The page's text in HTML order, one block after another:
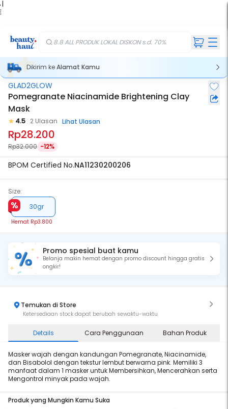
|
8.8 ALL PRODUK LOKAL DISKON s.d. 70%
Dikirim keAlamat Kamu
GLAD2GLOW
Pomegranate Niacinamide Brightening Clay
Mask
4.5 2 Ulasan Lihat Ulasan
Rp28.200
Rp32.000 -12%
BPOM Certified No.NA11230200206
Size:
30gr
Hemat Rp3.800
Promo spesial buat kamu
Belanja makin hemat dengan promo discount hingga gratis
ongkir!
Temukan di Store
Ketersediaan stock dapat berubah sewaktu-waktu
Details Cara Penggunaan Bahan Produk
Masker wajah dengan kandungan Pomegranate, Niacinamide,
dan Bisabolol dengan tekstur lembut berwarna pink. Memiliki 3
manfaat dalam 1 masker untuk Membersihkan, Mencerahkan serta
Mengontrol minyak pada wajah.
Produk yang Mungkin Kamu Suka